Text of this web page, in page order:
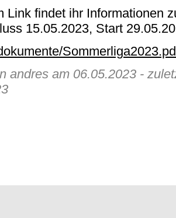
Link findet ihr Informationen
15.05.2023, Start
andres am 06.05.2023 -